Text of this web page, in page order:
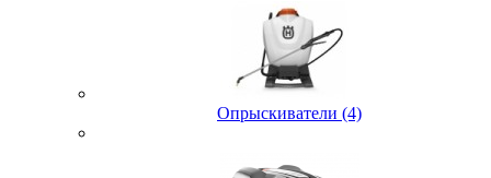
Опрыскиватели (4)